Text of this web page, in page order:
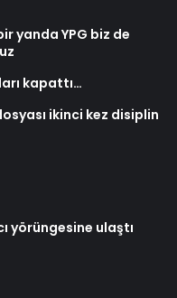
yanda YPG biz de
kapattı…
ikinci kez disiplin
yörüngesine ulaştı